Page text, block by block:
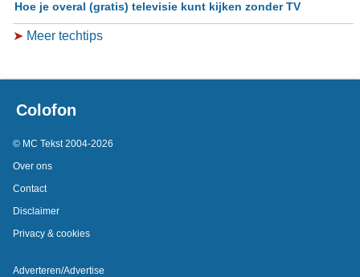
Hoe je overal (gratis) televisie kunt kijken zonder TV
➤ Meer techtips
Colofon
© MC Tekst 2004-2026
Over ons
Contact
Disclaimer
Privacy & cookies
Adverteren/Advertise